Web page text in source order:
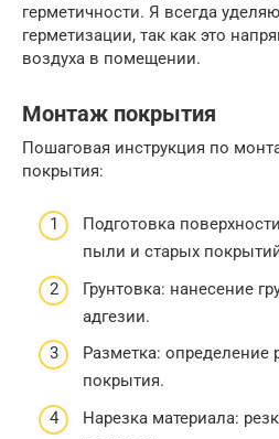
герметичности. Я всегда
герметизации, так как это
воздуха в помещении.
Монтаж покрытия
Пошаговая инструкция по
покрытия:
Подготовка
пыли и старых
Грунтовка: нанесение
адгезии.
Разметка:
покрытия.
Нарезка материала: